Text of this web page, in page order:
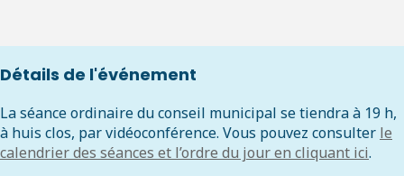
Détails de l'événement
La séance ordinaire du conseil municipal se tiendra à 19 h,
à huis clos, par vidéoconférence. Vous pouvez consulter le
calendrier des séances et l’ordre du jour en cliquant ici.